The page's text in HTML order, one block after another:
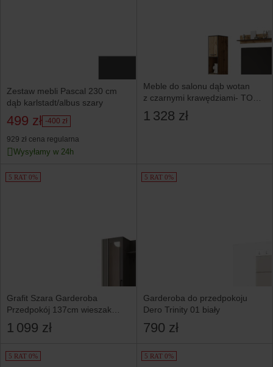
Zestaw mebli Pascal 230 cm
dąb karlstadt/albus szary
499 zł -400 zł
929 zł cena regularna
Wysyłamy w 24h
Meble do salonu dąb wotan
z czarnymi krawędziami- TOGA
XL
1 328 zł
5 RAT 0%
Grafit Szara Garderoba
Przedpokój 137cm wieszak
lamele lustro LIJO Mr
1 099 zł
5 RAT 0%
Garderoba do przedpokoju
Dero Trinity 01 biały
790 zł
5 RAT 0% 5 RAT 0%